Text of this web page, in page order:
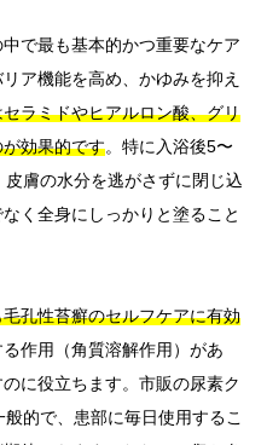
で最も基本的かつ重要なケア
ア機能を高め、かゆみを抑え
ラミドやヒアルロン酸、グリ
効果的です。特に入浴後5〜
膚の水分を逃がさずに閉じ込
く全身にしっかりと塗ること
孔性苔癬のセルフケアに有効
作用（角質溶解作用）があ
に役立ちます。市販の尿素ク
的で、患部に毎日使用するこ